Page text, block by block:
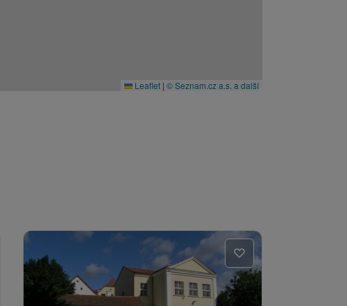
Leaflet | © Seznam.cz a.s. a další